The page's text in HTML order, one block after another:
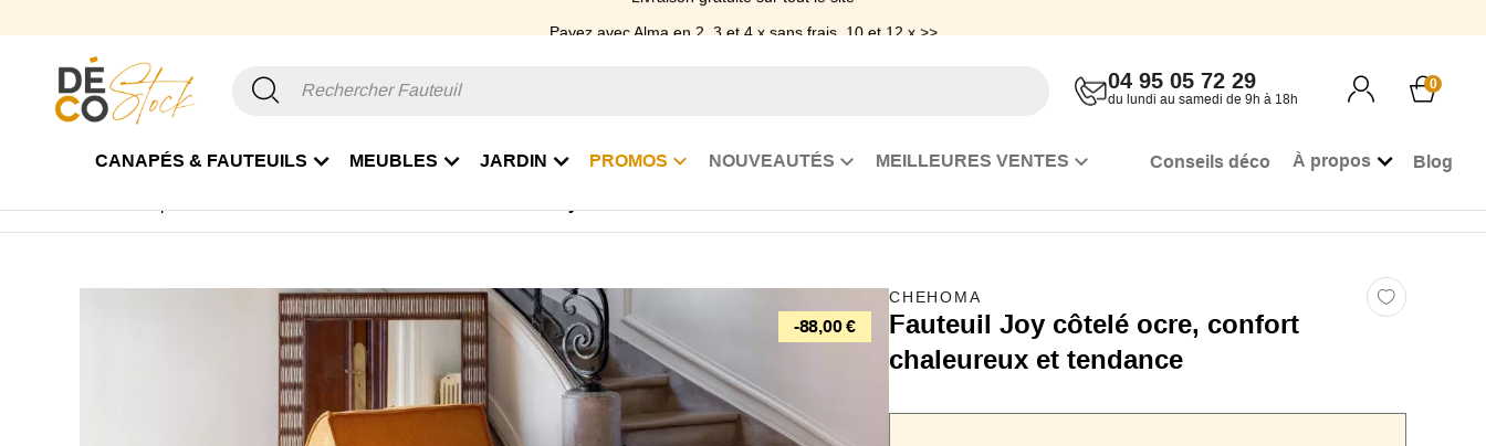
Payez avec Alma en 2, 3 et 4 x sans frais, 10 et 12 x >>
CANAPÉS & FAUTEUILS MEUBLES JARDIN PROMOS NOUVEAUTÉS MEILLEURES VENTES Conseils déco À propos Blog
04 95 05 72 29
du lundi au samedi de 9h à 18h
0
-88,00 €
CHEHOMA
Fauteuil Joy côtelé ocre, confort
chaleureux et tendance